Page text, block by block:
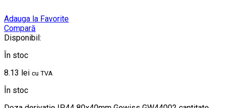
Adauga la Favorite
Compară
Disponibil:
În stoc
8.13 lei cu TVA
În stoc